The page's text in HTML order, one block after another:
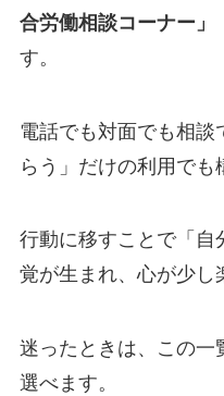
合労働相談コーナー」
す。
電話でも対面でも相談
らう」だけの利用でも
行動に移すことで「自
覚が生まれ、心が少し
迷ったときは、この一
選べます。